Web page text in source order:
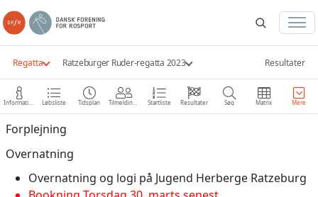
Regatta Ratzeburger Ruder-regatta 2023 Resultater
Information Løbsliste Tidsplan Tilmeldinger Startliste Resultater Søg Matrix Mere
Forplejning
Overnatning
Overnatning og logi på Jugend Herberge Ratzeburg